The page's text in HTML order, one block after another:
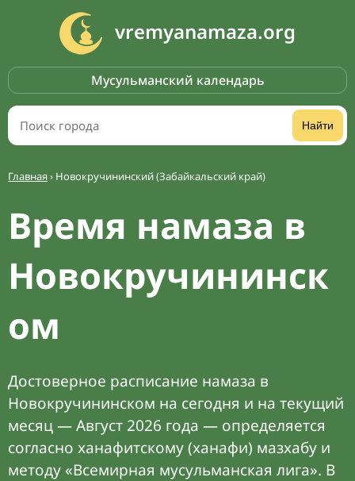
vremyanamaza.org
Мусульманский календарь
Найти
Главная› Новокручининский (Забайкальский край)
Время намаза в
Новокручининск
ом
Достоверное расписание намаза в
Новокручининском на сегодня и на текущий
месяц — Август 2026 года — определяется
согласно ханафитскому (ханафи) мазхабу и
методу «Всемирная мусульманская лига». В